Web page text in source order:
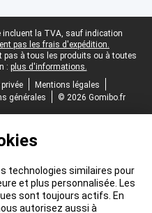
incluent la TVA, sauf indication
pas les frais d'expédition.
pas à tous les produits ou à toutes
: plus d'informations.
Mentions légales
générales © 2026 Gomibo.fr
technologies similaires pour
et plus personnalisée. Les
sont toujours actifs. En
autorisez aussi à